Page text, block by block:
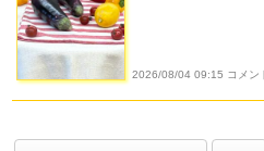
2026/08/04 09:15 コメン